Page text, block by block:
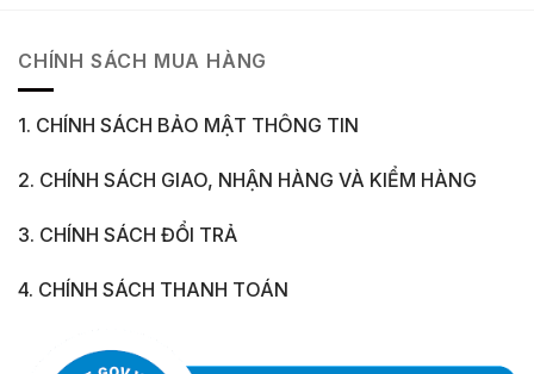
CHÍNH SÁCH MUA HÀNG
1. CHÍNH SÁCH BẢO MẬT THÔNG TIN
2. CHÍNH SÁCH GIAO, NHẬN HÀNG VÀ KIỂM HÀNG
3. CHÍNH SÁCH ĐỔI TRẢ
4. CHÍNH SÁCH THANH TOÁN